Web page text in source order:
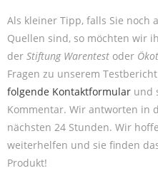
Als kleiner Tipp, falls Sie noch
Quellen sind, so möchten wir
der Stiftung Warentest oder
Fragen zu unserem
folgende Kontaktformular und
Kommentar. Wir antworten in
nächsten 24 Stunden. Wir
weiterhelfen und sie finden
Produkt!